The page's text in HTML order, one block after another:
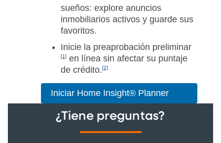
sueños: explore anuncios
inmobiliarios activos y guarde sus
favoritos.
Inicie la preaprobación preliminar
[1] en línea sin afectar su puntaje
de crédito.[2]
Iniciar Home Insight® Planner
¿Tiene preguntas?